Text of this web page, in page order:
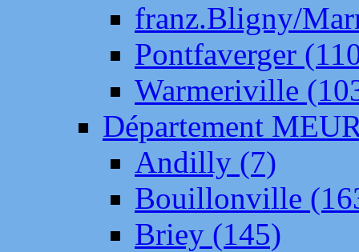
franz.Bligny/
Pontfaverger
Warmeriville
Département
Andilly (7)
Bouillonville
Briey (145)